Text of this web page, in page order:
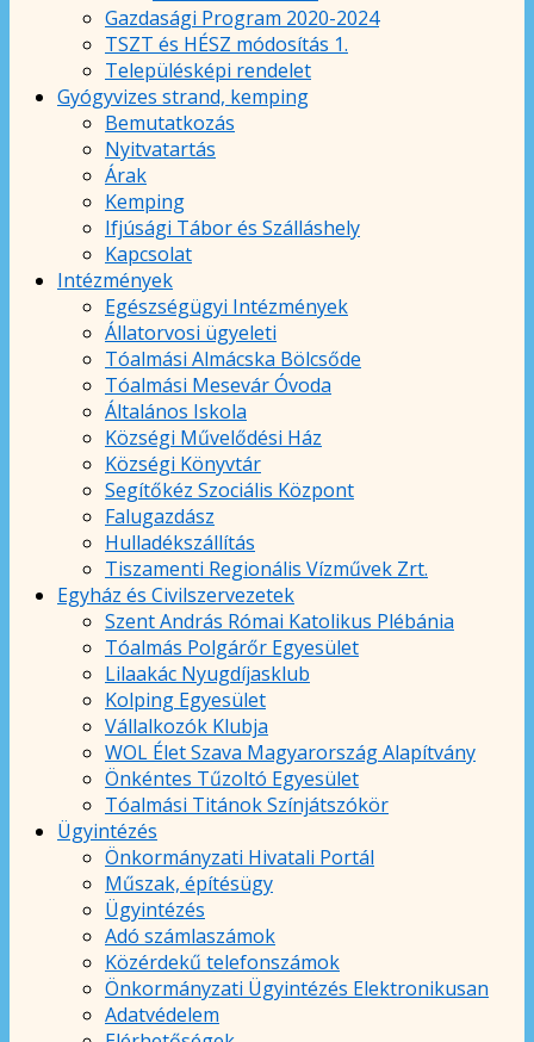
Gazdasági Program 2020-2024
TSZT és HÉSZ módosítás 1.
Településképi rendelet
Gyógyvizes strand, kemping
Bemutatkozás
Nyitvatartás
Árak
Kemping
Ifjúsági Tábor és Szálláshely
Kapcsolat
Intézmények
Egészségügyi Intézmények
Állatorvosi ügyeleti
Tóalmási Almácska Bölcsőde
Tóalmási Mesevár Óvoda
Általános Iskola
Községi Művelődési Ház
Községi Könyvtár
Segítőkéz Szociális Központ
Falugazdász
Hulladékszállítás
Tiszamenti Regionális Vízművek Zrt.
Egyház és Civilszervezetek
Szent András Római Katolikus Plébánia
Tóalmás Polgárőr Egyesület
Lilaakác Nyugdíjasklub
Kolping Egyesület
Vállalkozók Klubja
WOL Élet Szava Magyarország Alapítvány
Önkéntes Tűzoltó Egyesület
Tóalmási Titánok Színjátszókör
Ügyintézés
Önkormányzati Hivatali Portál
Műszak, építésügy
Ügyintézés
Adó számlaszámok
Közérdekű telefonszámok
Önkormányzati Ügyintézés Elektronikusan
Adatvédelem